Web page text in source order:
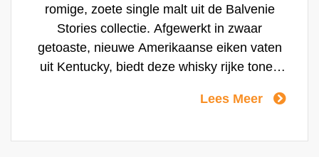
romige, zoete single malt uit de Balvenie
Stories collectie. Afgewerkt in zwaar
getoaste, nieuwe Amerikaanse eiken vaten
uit Kentucky, biedt deze whisky rijke tonen
specerijen. Een fruitige en gelaagde
Balvenie tot leven brengt.
Lees Meer